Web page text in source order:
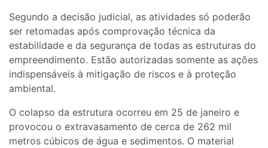
Segundo a decisão judicial, as atividades só poderão
ser retomadas após comprovação técnica da
estabilidade e da segurança de todas as estruturas do
empreendimento. Estão autorizadas somente as ações
indispensáveis à mitigação de riscos e à proteção
ambiental.
O colapso da estrutura ocorreu em 25 de janeiro e
provocou o extravasamento de cerca de 262 mil
metros cúbicos de água e sedimentos. O material